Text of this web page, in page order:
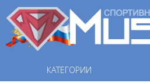
КАТЕГОРИИ